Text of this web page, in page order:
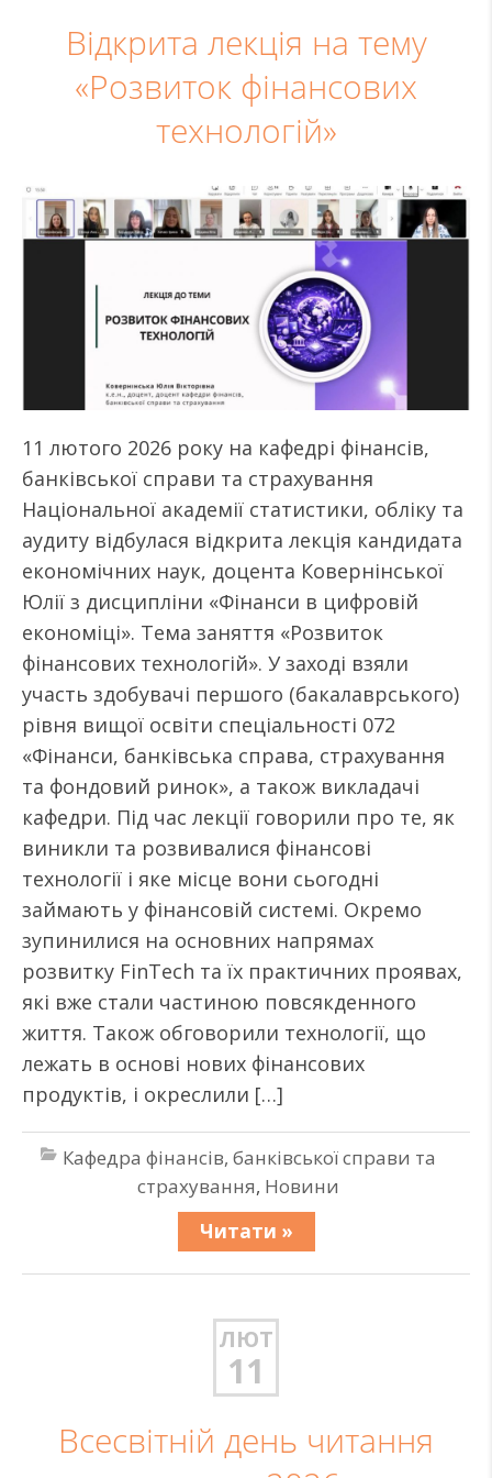
Відкрита лекція на тему
«Розвиток фінансових
технологій»
11 лютого 2026 року на кафедрі фінансів,
банківської справи та страхування
Національної академії статистики, обліку та
аудиту відбулася відкрита лекція кандидата
економічних наук, доцента Ковернінської
Юлії з дисципліни «Фінанси в цифровій
економіці». Тема заняття «Розвиток
фінансових технологій». У заході взяли
участь здобувачі першого (бакалаврського)
рівня вищої освіти спеціальності 072
«Фінанси, банківська справа, страхування
та фондовий ринок», а також викладачі
кафедри. Під час лекції говорили про те, як
виникли та розвивалися фінансові
технології і яке місце вони сьогодні
займають у фінансовій системі. Окремо
зупинилися на основних напрямах
розвитку FinTech та їх практичних проявах,
які вже стали частиною повсякденного
життя. Також обговорили технології, що
лежать в основі нових фінансових
продуктів, і окреслили […]
Кафедра фінансів, банківської справи та
страхування, Новини
Читати »
ЛЮТ
11
Всесвітній день читання